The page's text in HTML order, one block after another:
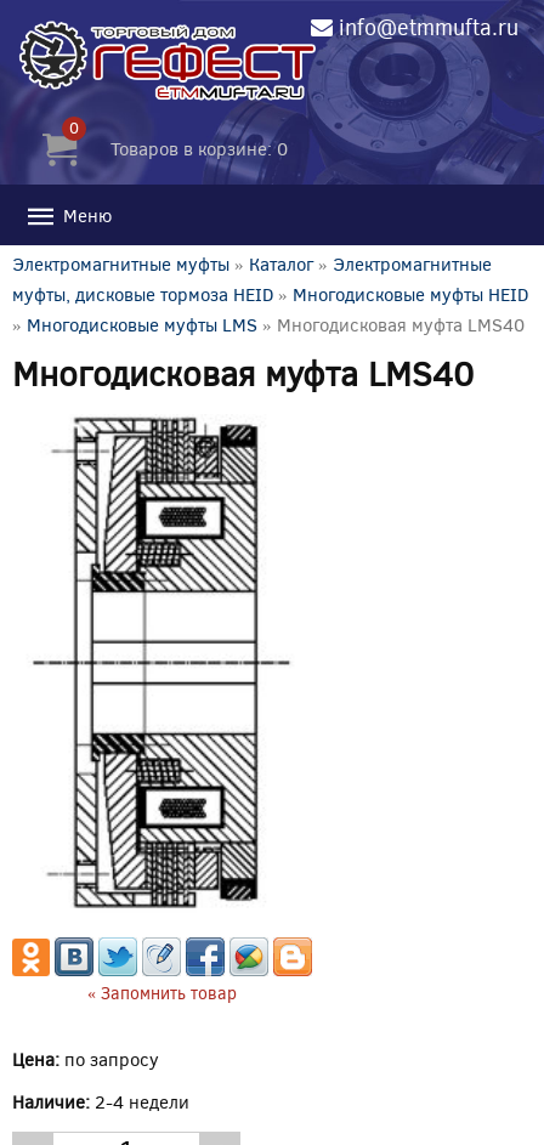
info@etmmufta.ru
0
Товаров в корзине: 0
Меню
Электромагнитные муфты » Каталог» Электромагнитные
муфты, дисковые тормоза HEID » Многодисковые муфты HEID
» Многодисковые муфты LMS » Многодисковая муфта LMS40
Многодисковая муфта LMS40
« Запомнить товар
Цена: по запросу
Наличие: 2-4 недели